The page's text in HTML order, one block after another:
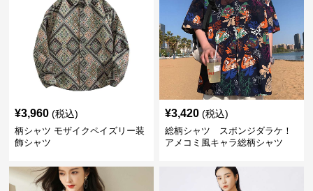
¥3,960 (税込)
柄シャツ モザイクペイズリー装
飾シャツ
¥3,420 (税込)
総柄シャツ スポンジダラケ！
アメコミ風キャラ総柄シャツ